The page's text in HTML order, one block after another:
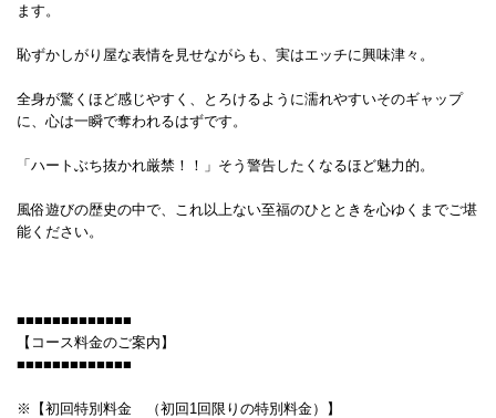
ます。
恥ずかしがり屋な表情を見せながらも、実はエッチに興味津々。
全身が驚くほど感じやすく、とろけるように濡れやすいそのギャップ
に、心は一瞬で奪われるはずです。
「ハートぶち抜かれ厳禁！！」そう警告したくなるほど魅力的。
風俗遊びの歴史の中で、これ以上ない至福のひとときを心ゆくまでご堪
能ください。
■■■■■■■■■■■■■
【コース料金のご案内】
■■■■■■■■■■■■■
※【初回特別料金 （初回1回限りの特別料金）】